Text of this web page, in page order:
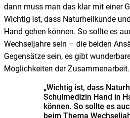
dann muss man das klar mit einer
Wichtig ist, dass Naturheilkunde
Hand gehen können. So sollte es
Wechseljahre sein – die beiden
Gegensätze sein, es gibt
Möglichkeiten der Zusammenarbeit.
„Wichtig ist, dass
Schulmedizin Hand in
können. So sollte es
beim Thema